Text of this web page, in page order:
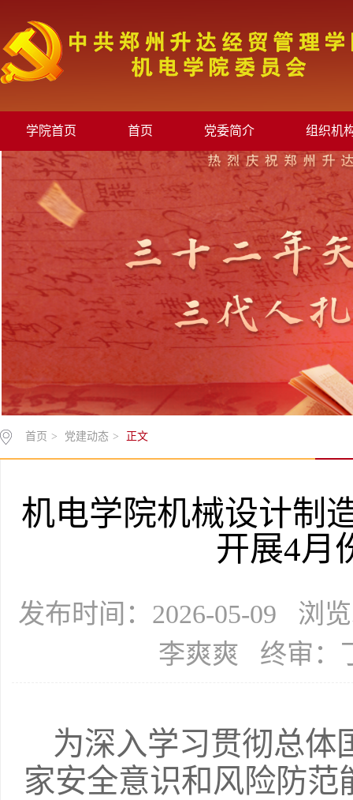
学院首页 首页 党委简介 组织机
首页 > 党建动态 > 正文
机电学院机械设计制
开展4月
发布时间：2026-05-09 浏
李爽爽 终审：
为深入学习贯彻总体
家安全意识和风险防范